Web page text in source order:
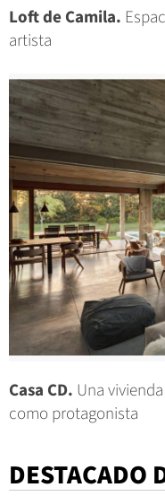
Loft de Camila.
artista
Casa CD. Una
como protagonista
DESTACADO